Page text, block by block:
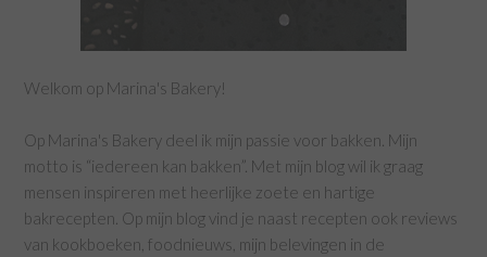
Welkom op Marina's Bakery!
Op Marina's Bakery deel ik mijn passie voor bakken. Mijn
motto is “iedereen kan bakken”. Met mijn blog wil ik graag
mensen inspireren met heerlijke zoete en hartige
bakrecepten. Op mijn blog vind je naast recepten ook reviews
van kookboeken, foodnieuws, mijn belevingen in de